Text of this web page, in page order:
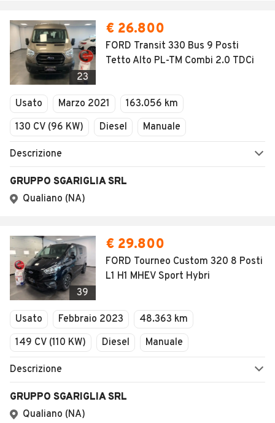
23
€ 26.800
FORD Transit 330 Bus 9 Posti
Tetto Alto PL-TM Combi 2.0 TDCi
Usato Marzo 2021
163.056 km
130 CV (96 KW)
Diesel Manuale
Descrizione
GRUPPO SGARIGLIA SRL
Qualiano (NA)
39
€ 29.800
FORD Tourneo Custom 320 8 Posti
L1 H1 MHEV Sport Hybri
Usato Febbraio 2023
48.363 km
149 CV (110 KW)
Diesel Manuale
Descrizione
GRUPPO SGARIGLIA SRL
Qualiano (NA)